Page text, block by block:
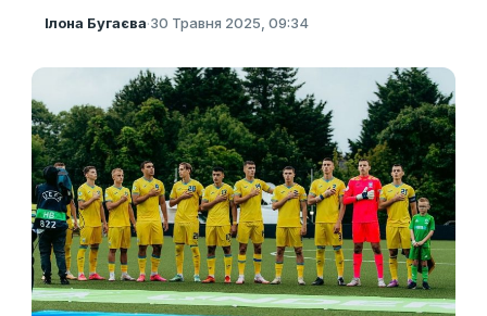
Ілона Бугаєва·30 Травня 2025, 09:34